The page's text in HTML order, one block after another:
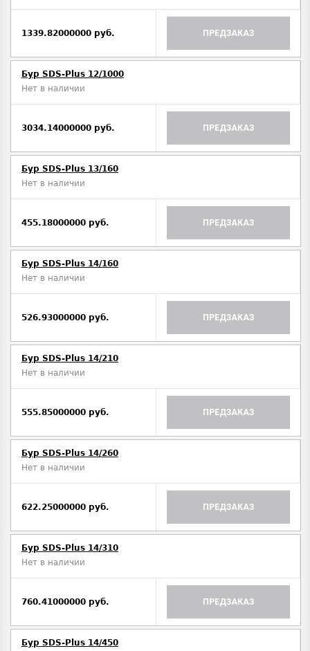
1339.82000000 руб. ПРЕДЗАКАЗ
Бур SDS-Plus 12/1000
Нет в наличии
3034.14000000 руб. ПРЕДЗАКАЗ
Бур SDS-Plus 13/160
Нет в наличии
455.18000000 руб. ПРЕДЗАКАЗ
Бур SDS-Plus 14/160
Нет в наличии
526.93000000 руб. ПРЕДЗАКАЗ
Бур SDS-Plus 14/210
Нет в наличии
555.85000000 руб. ПРЕДЗАКАЗ
Бур SDS-Plus 14/260
Нет в наличии
622.25000000 руб. ПРЕДЗАКАЗ
Бур SDS-Plus 14/310
Нет в наличии
760.41000000 руб. ПРЕДЗАКАЗ
Бур SDS-Plus 14/450